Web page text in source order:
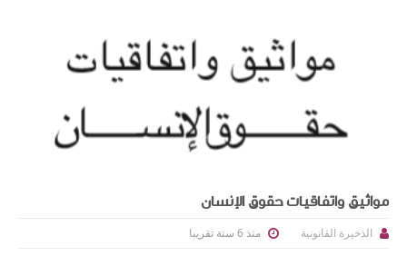
مواثيق واتفاقيات حقوق الإنسان
الذخيرة القانونية منذ 6 سنة تقريبا